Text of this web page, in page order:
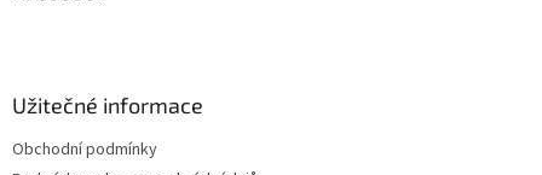
Užitečné informace
Obchodní podmínky